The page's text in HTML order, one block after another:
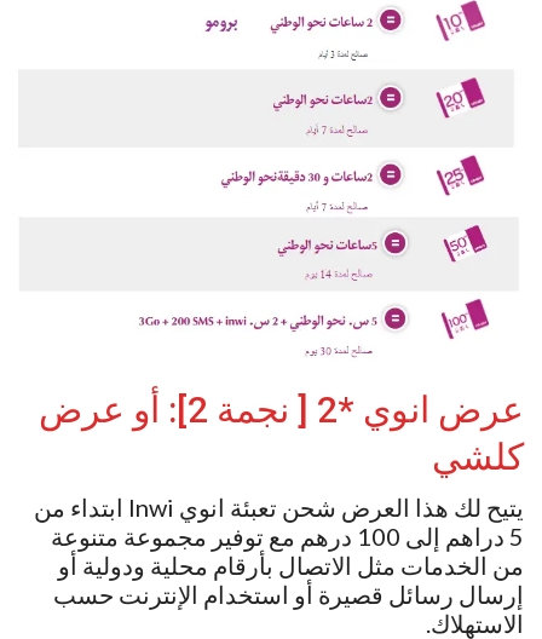
عرض انوي *2 [ نجمة 2]: أو عرض
كلشي
يتيح لك هذا العرض شحن تعبئة انوي Inwi ابتداء من
5 دراهم إلى 100 درهم مع توفير مجموعة متنوعة
من الخدمات مثل الاتصال بأرقام محلية ودولية أو
إرسال رسائل قصيرة أو استخدام الإنترنت حسب
الاستهلاك.